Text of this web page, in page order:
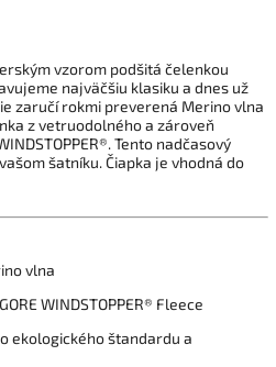
vzorom podšitá čelenkou
najväčšiu klasiku a dnes už
zaručí rokmi preverená Merino vlna
z vetruodolného a zároveň
Tento nadčasový
šatníku. Čiapka je vhodná do
vlna
WINDSTOPPER® Fleece
ekologického štandardu a